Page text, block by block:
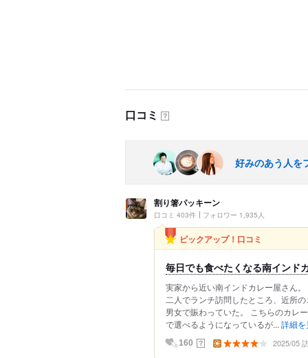
口コミ ？
好みのあう人を
割り箸パッキーン
口コミ 403件 フォロワー 1,935人
ピックアップ！口コミ
毎日でも食べたくなる南インド
実家から近い南インドカレー屋さん
二人でランチ訪問したところ、近所
男女で賑わっていた。 こちらのカレ
で選べるようになっているが... 詳細を
160 ？ 2025/05